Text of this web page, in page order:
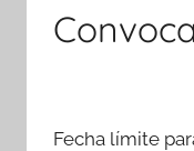
Fecha límite